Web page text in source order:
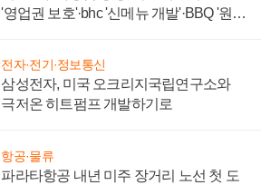
'영업권 보호'·bhc '신메뉴 개발'·BBQ '원가
전자·전기·정보통신
삼성전자, 미국 오크리지국립연구소와
극저온 히트펌프 개발하기로
항공·물류
파라타항공 내년 미주 장거리 노선 첫 도